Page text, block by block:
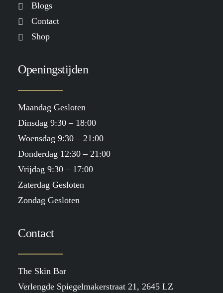
Blogs
Contact
Shop
Openingstijden
Maandag Gesloten
Dinsdag 9:30 – 18:00
Woensdag 9:30 – 21:00
Donderdag 12:30 – 21:00
Vrijdag 9:30 – 17:00
Zaterdag Gesloten
Zondag Gesloten
Contact
The Skin Bar
Verlengde Spiegelmakerstraat 21, 2645 LZ